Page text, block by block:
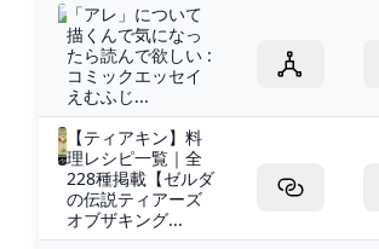
「アレ」について
描くんで気になっ
たら読んで欲しい :
コミックエッセイ
えむふじ...
【ティアキン】料
理レシピ一覧｜全
228種掲載【ゼルダ
の伝説ティアーズ
オブザキング...